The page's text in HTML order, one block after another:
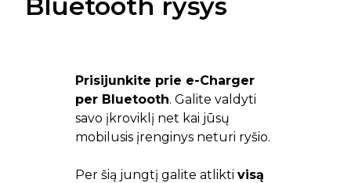
Prisijunkite prie e-Charger
per Bluetooth. Galite valdyti
savo įkroviklį net kai jūsų
mobilusis įrenginys neturi ryšio.
Per šią jungtį galite atlikti visą